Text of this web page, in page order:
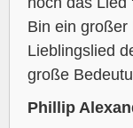
Bin ein großer
Lieblingslied
große
Phillip